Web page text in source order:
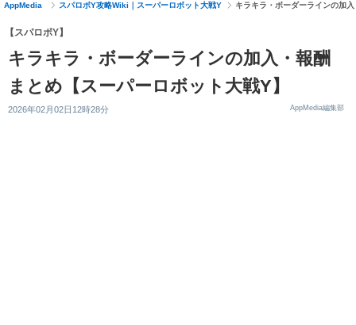
AppMedia スパロボY攻略Wiki｜スーパーロボット大戦Y キラキラ・ボーダーラインの加
【スパロボY】
キラキラ・ボーダーラインの加入・報酬
まとめ【スーパーロボット大戦Y】
2026年02月02日12時28分 AppMedia編集部